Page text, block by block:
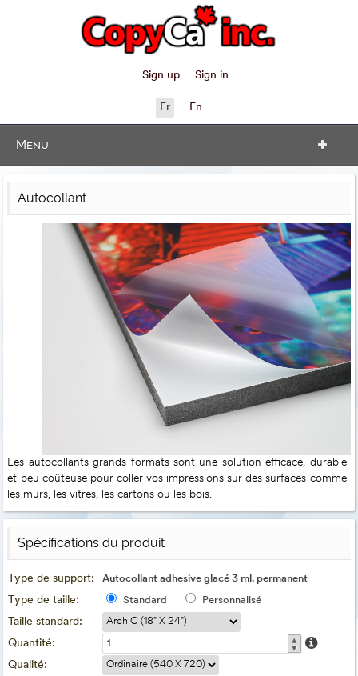
Sign up Sign in
Fr En
Menu
Autocollant
Les autocollants grands formats sont une solution efficace, durable
et peu coûteuse pour coller vos impressions sur des surfaces comme
les murs, les vitres, les cartons ou les bois.
Spécifications du produit
Type de support: Autocollant adhesive glacé 3 ml. permanent
Type de taille: Standard Personnalisé
Taille standard:
Quantité:
▴
▾
Qualité: